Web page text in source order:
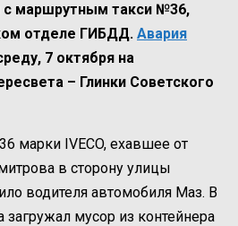
с маршрутным такси №36,
отделе ГИБДД. Авария
7 октября на
– Глинки Советского
марки IVECO, ехавшее от
в сторону улицы
водителя автомобиля Маз. В
мусор из контейнера